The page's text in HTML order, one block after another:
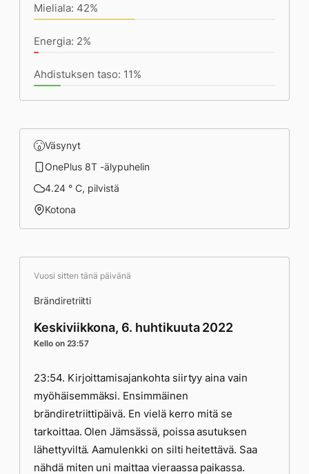
Mieliala: 42%
Energia: 2%
Ahdistuksen taso: 11%
Väsynyt
OnePlus 8T -älypuhelin
4.24 ° C, pilvistä
Kotona
Vuosi sitten tänä päivänä
Brändiretriitti
Keskiviikkona, 6. huhtikuuta 2022
Kello on 23:57
23:54. Kirjoittamisajankohta siirtyy aina vain
myöhäisemmäksi. Ensimmäinen
brändiretriittipäivä. En vielä kerro mitä se
tarkoittaa. Olen Jämsässä, poissa asutuksen
lähettyviltä. Aamulenkki on silti heitettävä. Saa
nähdä miten uni maittaa vieraassa paikassa.